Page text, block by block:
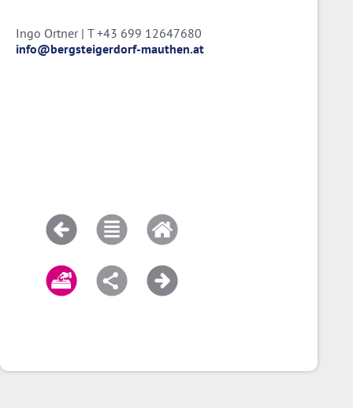
Ingo Ortner | T +43 699 12647680
info@bergsteigerdorf-mauthen.at